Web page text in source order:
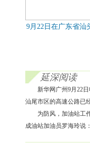
9月22日在广东省汕
延深阅读
新华网广州9月22
汕尾市区的高速公路已
为防风，加油站工
成油站加油员罗海玲说